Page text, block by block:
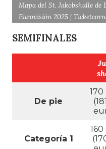
Mapa del St. Jakobshalle de
Eurovisión 2025 |
SEMIFINALES
De pie
170
Categoría 1
160